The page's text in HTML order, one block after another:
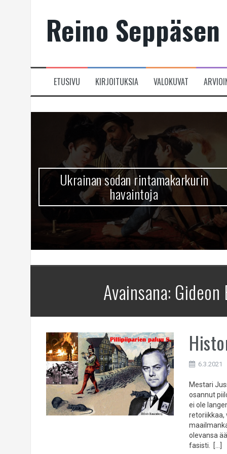
Reino
ETUSIVU KIRJOITUKSIA VALOKUVAT
Ukrainan sodan rintamakarkurin
havaintoja
Avainsana:
6.3.2021
Mestari
osannut
ei ole
retoriikkaa,
olevansa
fasisti. […]